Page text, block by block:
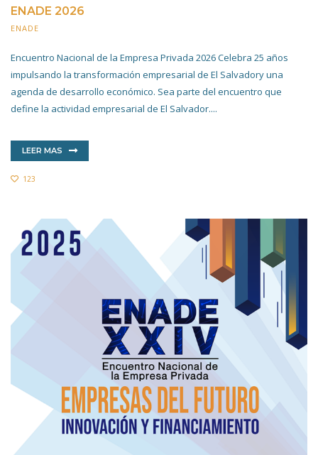
ENADE 2026
ENADE
Encuentro Nacional de la Empresa Privada 2026 Celebra 25 años
impulsando la transformación empresarial de El Salvadory una
agenda de desarrollo económico. Sea parte del encuentro que
define la actividad empresarial de El Salvador....
LEER MAS
123